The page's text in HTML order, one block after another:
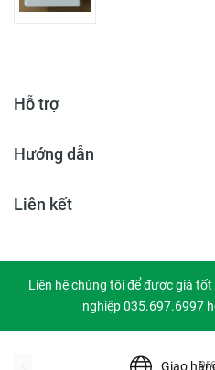
Hỗ trợ
Hướng dẫn
Liên kết
Liên hệ chúng tôi để được giá
nghiệp 035.697.6997
Giao